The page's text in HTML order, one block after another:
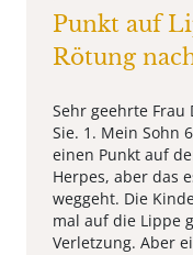
Punkt auf
Rötung
Sehr geehrte Frau
Sie. 1. Mein Sohn
einen Punkt auf
Herpes, aber das
weggeht. Die
mal auf die Lippe
Verletzung. Aber